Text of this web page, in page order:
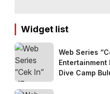
Widget list
Web Series
Entertainment
Dive Camp